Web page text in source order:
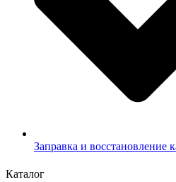
Заправка и восстановление
Каталог